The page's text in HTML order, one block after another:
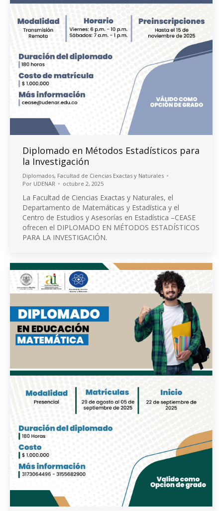
Diplomado en Métodos Estadísticos para
la Investigación
Diplomados, Facultad de Ciencias Exactas y Naturales
Por UDENAR octubre 2, 2025
La Facultad de Ciencias Exactas y Naturales, el
Departamento de Matemáticas y Estadística y el
Centro de Estudios y Asesorías en Estadística –CEASE
ofrecen el DIPLOMADO EN MÉTODOS ESTADÍSTICOS
PARA LA INVESTIGACIÓN.